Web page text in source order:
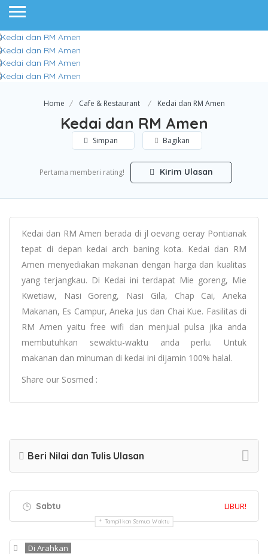
Home Cafe & Restaurant Kedai dan RM Amen
Kedai dan RM Amen
Simpan Bagikan
Pertama memberi rating! Kirim Ulasan
Kedai dan RM Amen berada di jl oevang oeray Pontianak
tepat di depan kedai arch baning kota. Kedai dan RM
Amen menyediakan makanan dengan harga dan kualitas
yang terjangkau. Di Kedai ini terdapat Mie goreng, Mie
Kwetiaw, Nasi Goreng, Nasi Gila, Chap Cai, Aneka
Makanan, Es Campur, Aneka Jus dan Chai Kue. Fasilitas di
RM Amen yaitu free wifi dan menjual pulsa jika anda
membutuhkan sewaktu-waktu anda perlu. Untuk
makanan dan minuman di kedai ini dijamin 100% halal.
Share our Sosmed :
Beri Nilai dan Tulis Ulasan
Sabtu LIBUR!
Tampilkan Semua Waktu
Di Arahkan